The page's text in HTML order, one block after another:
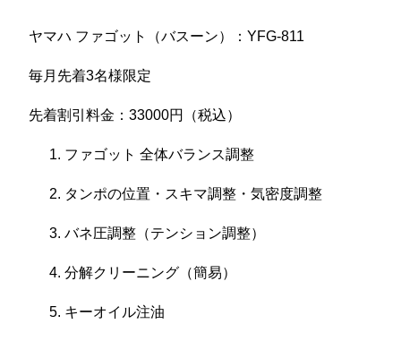
ヤマハ ファゴット（バスーン）：YFG-811
毎月先着3名様限定
先着割引料金：33000円（税込）
ファゴット 全体バランス調整
タンポの位置・スキマ調整・気密度調整
バネ圧調整（テンション調整）
分解クリーニング（簡易）
キーオイル注油